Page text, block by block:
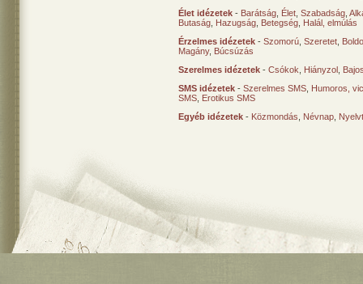
Élet idézetek - Barátság Élet Szabadság
Butaság Hazugság Betegség Halál, elmúlás
Érzelmes idézetek - Szomorú Szeretet
Magány, Búcsúzás
Szerelmes idézetek - Csókok Hiányzol
SMS idézetek - Szerelmes SMS Humoros,
SMS Erotikus SMS
Egyéb idézetek - Közmondás Névnap